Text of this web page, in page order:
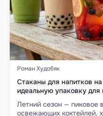
Роман Худобяк
Cтаканы для напитков
идеальную упаковку
Летний сезон — пиковое
освежающих коктейлей,